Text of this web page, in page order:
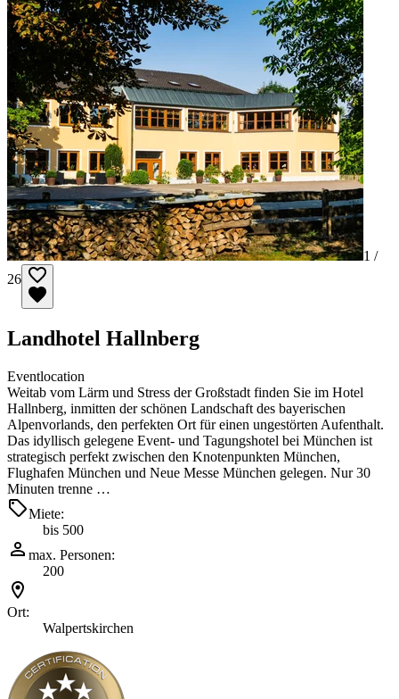
1 /
26
Landhotel Hallnberg
Eventlocation
Weitab vom Lärm und Stress der Großstadt finden Sie im Hotel
Hallnberg, inmitten der schönen Landschaft des bayerischen
Alpenvorlands, den perfekten Ort für einen ungestörten Aufenthalt.
Das idyllisch gelegene Event- und Tagungshotel bei München ist
strategisch perfekt zwischen den Knotenpunkten München,
Flughafen München und Neue Messe München gelegen. Nur 30
Minuten trenne …
Miete:
bis 500
max. Personen:
200
Ort:
Walpertskirchen